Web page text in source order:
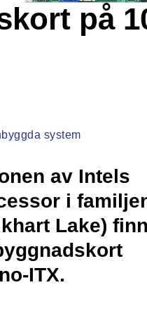
på
system
av Intels
i
Lake)
ITX.